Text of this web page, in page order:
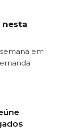
nesta
em